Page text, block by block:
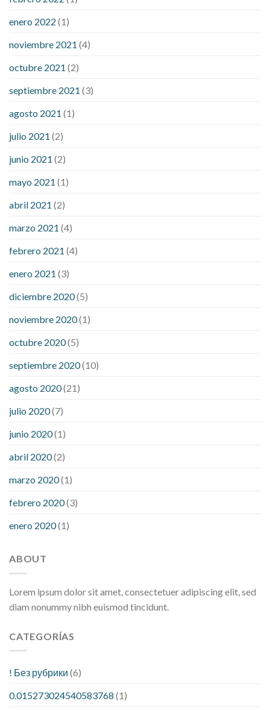
enero 2022 (1)
noviembre 2021 (4)
octubre 2021 (2)
septiembre 2021 (3)
agosto 2021 (1)
julio 2021 (2)
junio 2021 (2)
mayo 2021 (1)
abril 2021 (2)
marzo 2021 (4)
febrero 2021 (4)
enero 2021 (3)
diciembre 2020(5)
noviembre 2020(1)
octubre 2020(5)
septiembre 2020(10)
agosto 2020(21)
julio 2020(7)
junio 2020(1)
abril 2020(2)
marzo 2020(1)
febrero 2020(3)
enero 2020(1)
ABOUT
Lorem ipsum dolor sit amet, consectetuer adipiscing elit, sed
diam nonummy nibh euismod tincidunt.
CATEGORÍAS
! Без рубрики (6)
0.015273024540583768 (1)